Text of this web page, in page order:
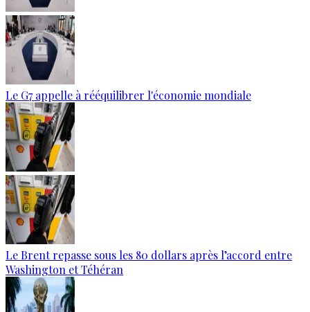
Le G7 appelle à rééquilibrer l'économie mondiale
Le Brent repasse sous les 80 dollars après l’accord entre
Washington et Téhéran